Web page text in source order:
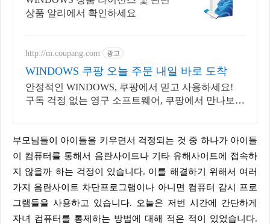
상품 알리에서 확인하세요
http://m.coupang.com 광고
WINDOWS 쿠팡 오늘 주문 내일 바로 도착
안정적인 WINDOWS, 쿠팡에서 믿고 사용하세요!
구독 걱정 없는 영구 소프트웨어, 쿠팡에서 만나보세
부모님들이 아이들을 키우면서 걱정되는 것 중 하나가 아이들
이 컴퓨터를 통해서 음란사이트나 기타 유해사이트에 접속하
지 않을까 하는 걱정이 있습니다. 이를 해결하기 위해서 여러
가지 음란사이트 차단프로그램이나 아니면 컴퓨터 감시 프로
그램들을 사용하고 있습니다. 오늘은 저번 시간에 간단하게
자녀 컴퓨터를 통제하는 방법에 대해 적은 적이 있었습니다.